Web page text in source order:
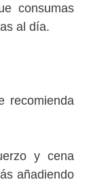
consumas
al día.
recomienda
y cena
añadiendo